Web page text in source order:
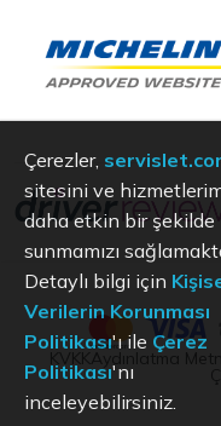
Aydınlatma Metni
Çerezler,
sitesini ve
daha etkin bir şekilde
sunmamızı
Detaylı bilgi için
Verilerin Korunması
Politikası'ı ile Çerez
Politikası'nı
inceleyebilirsiniz.